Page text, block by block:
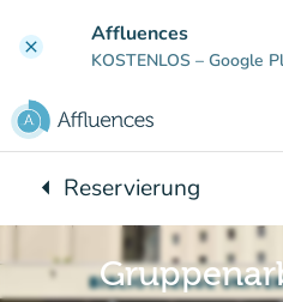
clear Affluences
KOSTENLOS – Google
arrow_leftZurück zu:
Reservierung